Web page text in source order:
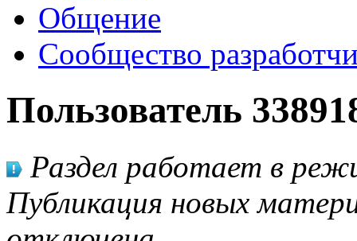
Общение
Сообщество
Пользователь
Раздел работает в
Публикация новых